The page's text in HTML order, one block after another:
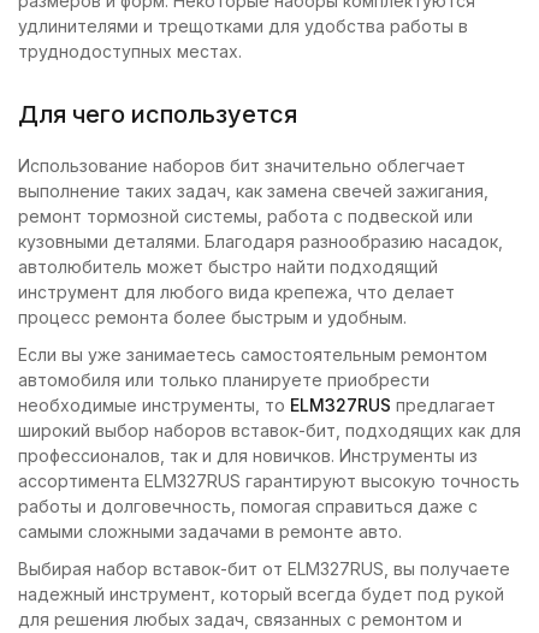
удлинителями и трещотками для удобства работы в
труднодоступных местах.
Для чего используется
Использование наборов бит значительно облегчает
выполнение таких задач, как замена свечей зажигания,
ремонт тормозной системы, работа с подвеской или
кузовными деталями. Благодаря разнообразию насадок,
автолюбитель может быстро найти подходящий
инструмент для любого вида крепежа, что делает
процесс ремонта более быстрым и удобным.
Если вы уже занимаетесь самостоятельным ремонтом
автомобиля или только планируете приобрести
необходимые инструменты, то ELM327RUS предлагает
широкий выбор наборов вставок-бит, подходящих как для
профессионалов, так и для новичков. Инструменты из
ассортимента ELM327RUS гарантируют высокую точность
работы и долговечность, помогая справиться даже с
самыми сложными задачами в ремонте авто.
Выбирая набор вставок-бит от ELM327RUS, вы получаете
надежный инструмент, который всегда будет под рукой
для решения любых задач, связанных с ремонтом и